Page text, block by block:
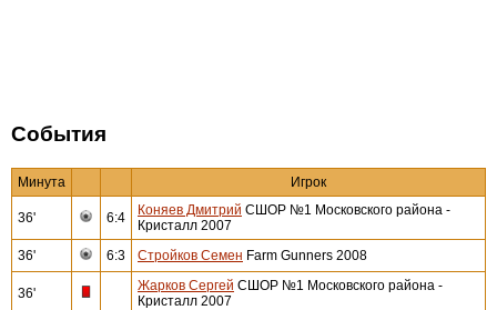
События
Минута Игрок
36' 6:4 Коняев Дмитрий СШОР №1 Московского района -
Кристалл 2007
36'
6:3 Стройков Семен Farm Gunners 2008
36' Жарков Сергей СШОР №1 Московского района -
Кристалл 2007